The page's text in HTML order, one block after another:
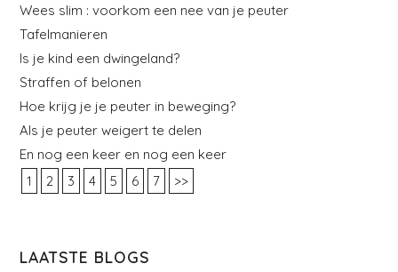
Wees slim : voorkom een nee van je peuter
Tafelmanieren
Is je kind een dwingeland?
Straffen of belonen
Hoe krijg je je peuter in beweging?
Als je peuter weigert te delen
En nog een keer en nog een keer
1
2 3 4 5 6 7 >>
LAATSTE BLOGS